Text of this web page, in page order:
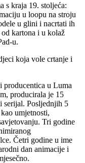
s kraja 19. stoljeća:
u loopu na stroju
u glini i nacrtati ih
kartona i u kolaž
u.
koja vole crtanje i
producentica u Luma
producirala je 15
serijal. Posljednjih 5
umjetnosti,
Tri godine
Četri godine u ime
dan animacije i